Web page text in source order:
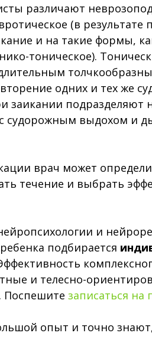
различают
(в результате
и на такие формы,
тоническое).
одних и тех же
подразделяют
судорожным выдохом и
врач может
течение и выбрать
и
подбирается
и телесно-
Поспешите записаться на
опыт и точно